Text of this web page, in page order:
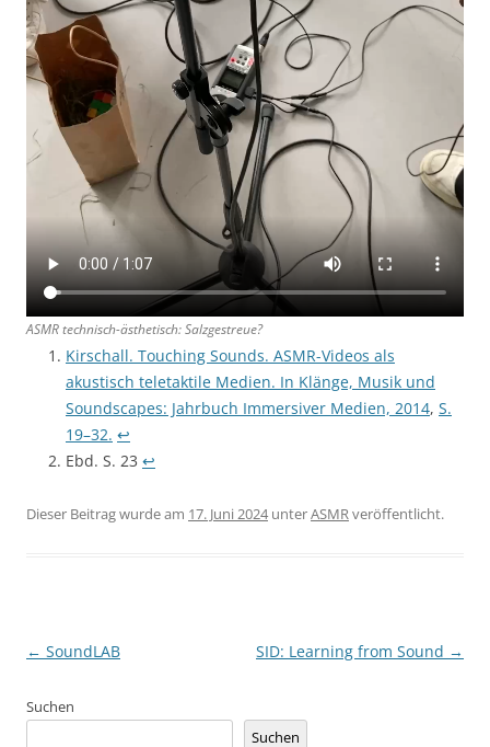
ASMR technisch-ästhetisch:Salzgestreue?
Kirschall. Touching Sounds. ASMR-Videos als
akustisch teletaktile Medien. In Klänge, Musik und
Soundscapes: Jahrbuch Immersiver Medien, 2014, S.
19–32. ↩︎
Ebd. S. 23 ↩︎
Dieser Beitrag wurde am 17. Juni 2024unterASMRveröffentlicht.
Beitragsnavigation
← SoundLAB SID: Learning from Sound →
Suchen
Suchen